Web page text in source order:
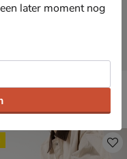
Corliss
sneakers - bruin
later moment nog